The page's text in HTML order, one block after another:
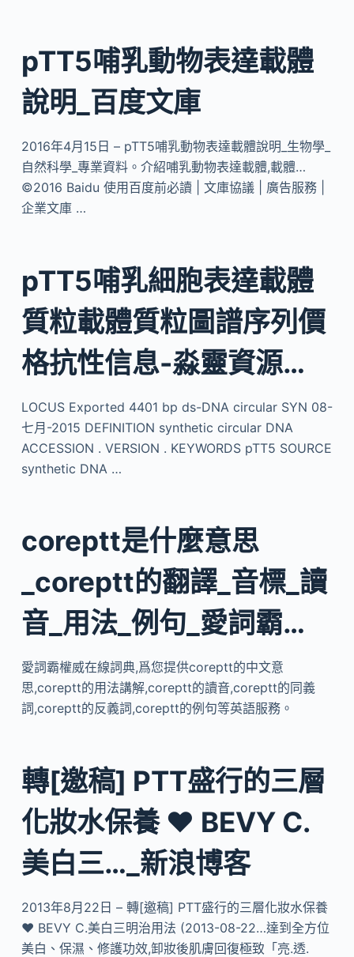
pTT5哺乳動物表達載體
說明_百度文庫
2016年4月15日 – pTT5哺乳動物表達載體說明_生物學_
自然科學_專業資料。介紹哺乳動物表達載體,載體…
©2016 Baidu 使用百度前必讀 | 文庫協議 | 廣告服務 |
企業文庫 …
pTT5哺乳細胞表達載體
質粒載體質粒圖譜序列價
格抗性信息-淼靈資源…
LOCUS Exported 4401 bp ds-DNA circular SYN 08-
七月-2015 DEFINITION synthetic circular DNA
ACCESSION . VERSION . KEYWORDS pTT5 SOURCE
synthetic DNA …
coreptt是什麼意思
_coreptt的翻譯_音標_讀
音_用法_例句_愛詞霸…
愛詞霸權威在線詞典,爲您提供coreptt的中文意
思,coreptt的用法講解,coreptt的讀音,coreptt的同義
詞,coreptt的反義詞,coreptt的例句等英語服務。
轉[邀稿] PTT盛行的三層
化妝水保養 ♥ BEVY C.
美白三…_新浪博客
2013年8月22日 – 轉[邀稿] PTT盛行的三層化妝水保養
♥ BEVY C.美白三明治用法 (2013-08-22…達到全方位
美白、保濕、修護功效,卸妝後肌膚回復極致「亮.透.